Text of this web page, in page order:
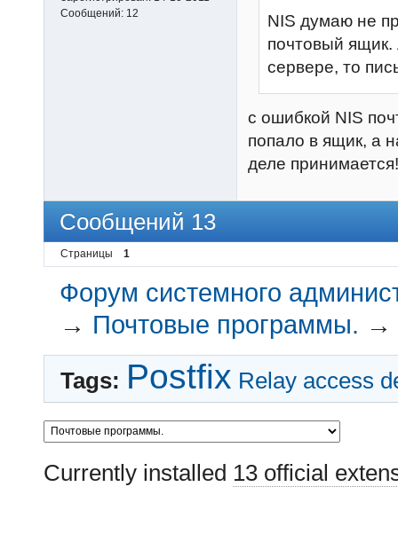
Сообщений: 12
NIS думаю не
почтовый
сервере, то
с ошибкой NIS
попало в ящик, а
деле
Сообщений 13
Страницы 1
Форум системного
→ Почтовые программы.
Tags: Postfix Relay access
Currently installed 13 official